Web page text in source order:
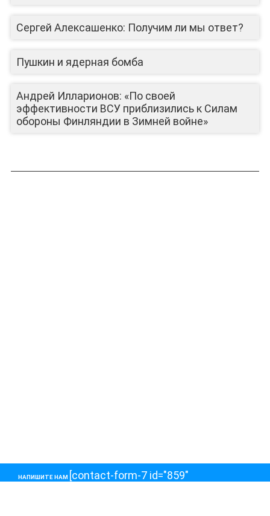
Сергей Алексашенко: Получим ли мы ответ?
Пушкин и ядерная бомба
Андрей Илларионов: «По своей
эффективности ВСУ приблизились к Силам
обороны Финляндии в Зимней войне»
НАПИШИТЕ НАМ [contact-form-7 id="859"